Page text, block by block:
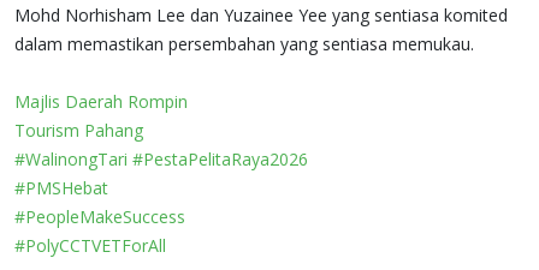
Mohd Norhisham Lee dan Yuzainee Yee yang sentiasa komited
dalam memastikan persembahan yang sentiasa memukau.
Majlis Daerah Rompin
Tourism Pahang
#WalinongTari #PestaPelitaRaya2026
#PMSHebat
#PeopleMakeSuccess
#PolyCCTVETForAll